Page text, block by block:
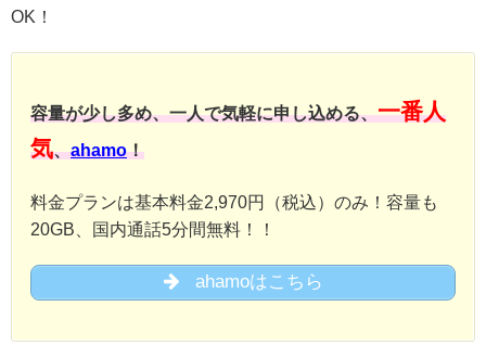
OK！
容量が少し多め、一人で気軽に申し込める、一番人
気、ahamo！
料金プランは基本料金2,970円（税込）のみ！容量も
20GB、国内通話5分間無料！！
ahamoはこちら